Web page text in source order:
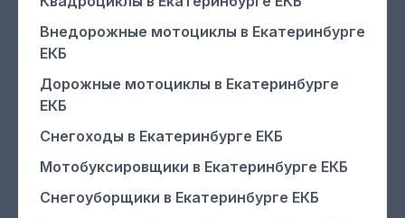
Внедорожные мотоциклы в Екатеринбурге
ЕКБ
Дорожные мотоциклы в Екатеринбурге
ЕКБ
Снегоходы в Екатеринбурге ЕКБ
Мотобуксировщики в Екатеринбурге ЕКБ
Снегоуборщики в Екатеринбурге ЕКБ